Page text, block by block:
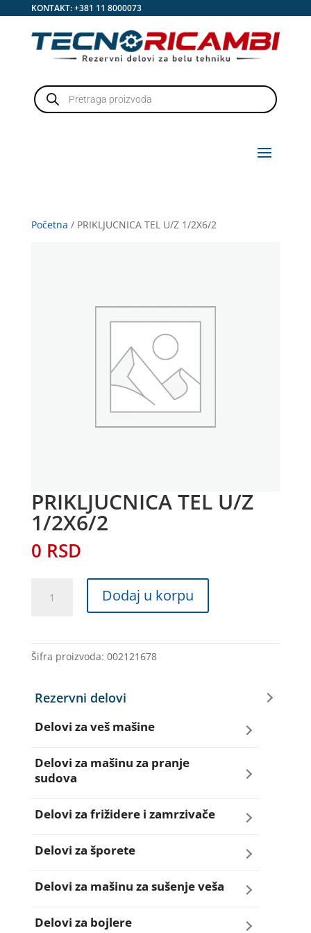
KONTAKT:+381 11 8000073
Products
search
Početna / PRIKLJUCNICA TEL U/Z 1/2X6/2
PRIKLJUCNICA TEL U/Z
1/2X6/2
0 RSD
količina
Dodaj u korpu
Šifra proizvoda: 002121678
Rezervni delovi
Delovi za veš mašine
Amortizeri za veš mašinu
Delovi za mašinu za pranje
sudova
Creva za sudo mašine
Dihtunzi za sudo mašine
Elektroventili za sudo mašine
Filteri za sudo mašine
Delovi za frižidere i zamrzivače
Aqua filteri za frižidere
Dihtunzi za frižidere i zamrzivače
Elektronika za frižidere i zamrzivače
Delovi za šporete
Dihtunzi za šporete
Dugmad za šporete
Delovi za mašinu za sušenje veša
Dihtunzi mašine za sušenje veša
Delovi za bojlere